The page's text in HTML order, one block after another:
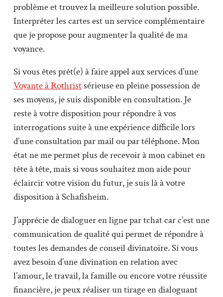
problème et trouvez la meilleure solution possible.
Interpréter les cartes est un service complémentaire
que je propose pour augmenter la qualité de ma
voyance.
Si vous êtes prêt(e) à faire appel aux services d’une
Voyante à Rothristsérieuse en pleine possession de
ses moyens, je suis disponible en consultation. Je
reste à votre disposition pour répondre à vos
interrogations suite à une expérience difficile lors
d’une consultation par mail ou par téléphone. Mon
état ne me permet plus de recevoir à mon cabinet en
tête à tête, mais si vous souhaitez mon aide pour
éclaircir votre vision du futur, je suis là à votre
disposition à Schafisheim.
J’apprécie de dialoguer en ligne par tchat car c’est une
communication de qualité qui permet de répondre à
toutes les demandes de conseil divinatoire. Si vous
avez besoin d’une divination en relation avec
l’amour, le travail, la famille ou encore votre réussite
financière, je peux réaliser un tirage en dialoguant